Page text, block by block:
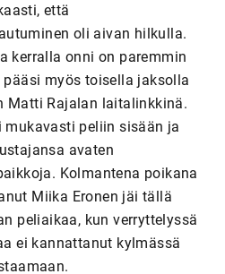
että
oli aivan hilkulla.
kerralla onni on paremmin
myös toisella jaksolla
Matti Rajalan laitalinkkinä.
peliin sisään ja
avaten
Kolmantena poikana
Miika Eronen jäi tällä
peliaikaa, kun verryttelyssä
ei kannattanut kylmässä